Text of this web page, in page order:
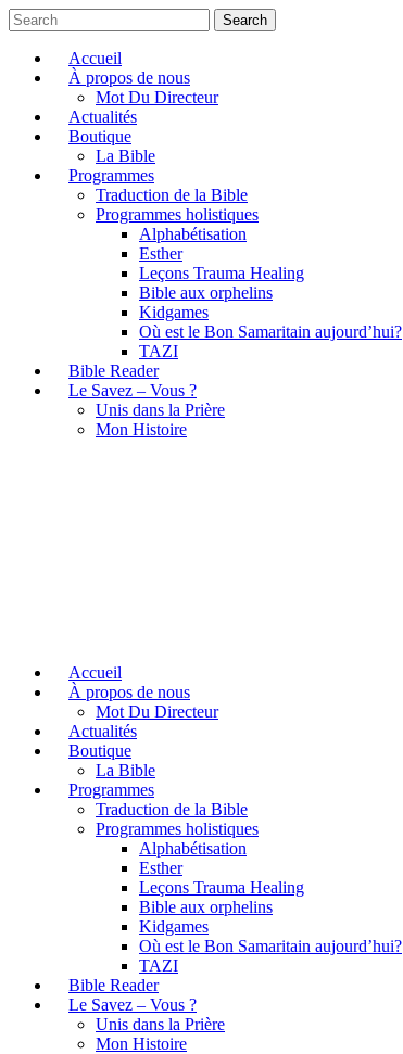
Search
Accueil
À propos de nous
Mot Du Directeur
Actualités
Boutique
La Bible
Programmes
Traduction de la Bible
Programmes holistiques
Alphabétisation
Esther
Leçons Trauma Healing
Bible aux orphelins
Kidgames
Où est le Bon Samaritain aujourd’hui?
TAZI
Bible Reader
Le Savez – Vous ?
Unis dans la Prière
Mon Histoire
Accueil
À propos de nous
Mot Du Directeur
Actualités
Boutique
La Bible
Programmes
Traduction de la Bible
Programmes holistiques
Alphabétisation
Esther
Leçons Trauma Healing
Bible aux orphelins
Kidgames
Où est le Bon Samaritain aujourd’hui?
TAZI
Bible Reader
Le Savez – Vous ?
Unis dans la Prière
Mon Histoire